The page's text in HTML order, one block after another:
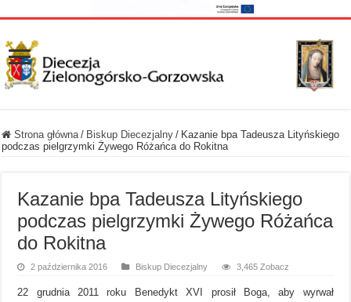
Strona główna / Biskup Diecezjalny / Kazanie bpa Tadeusza Lityńskiego
podczas pielgrzymki Żywego Różańca do Rokitna
Kazanie bpa Tadeusza Lityńskiego
podczas pielgrzymki Żywego Różańca
do Rokitna
2 października 2016 Biskup Diecezjalny 3,465 Zobacz
22 grudnia 2011 roku Benedykt XVI prosił Boga, aby wyrwał